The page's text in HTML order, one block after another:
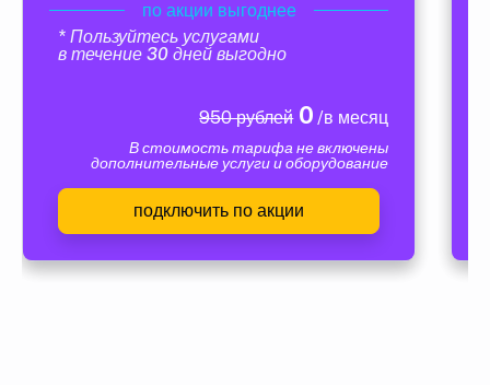
по акции выгоднее
* Пользуйтесь услугами
в течение 30 дней выгодно
950 рублей0 /в месяц
В стоимость тарифа не включены
дополнительные услуги и оборудование
подключить по акции